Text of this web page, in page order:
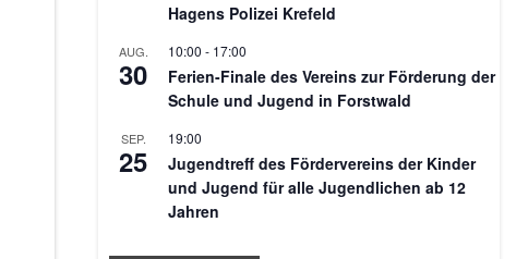
Hagens Polizei Krefeld
AUG.
30
10:00 - 17:00
Ferien-Finale des Vereins zur Förderung der
Schule und Jugend in Forstwald
SEP.
25
19:00
Jugendtreff des Fördervereins der Kinder
und Jugend für alle Jugendlichen ab 12
Jahren